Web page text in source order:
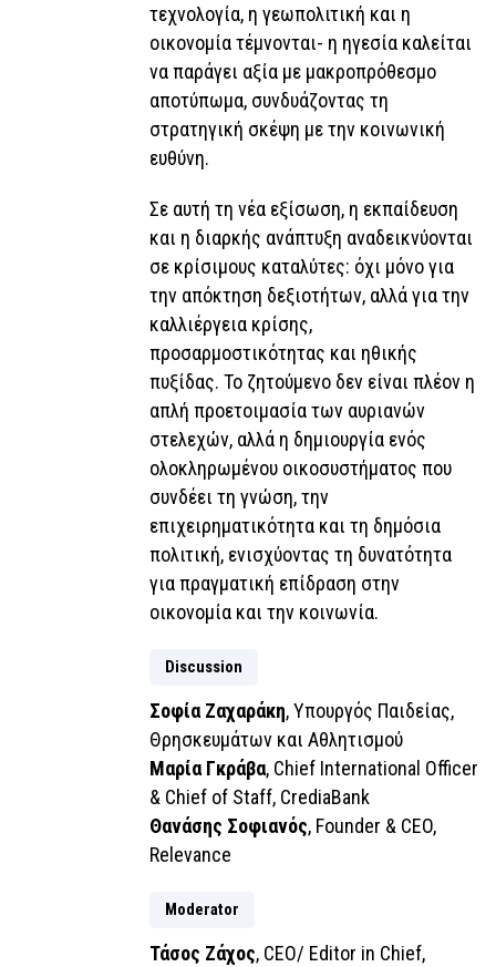
τεχνολογία, η γεωπολιτική και η
οικονομία τέμνονται- η ηγεσία καλείται
να παράγει αξία με μακροπρόθεσμο
αποτύπωμα, συνδυάζοντας τη
στρατηγική σκέψη με την κοινωνική
ευθύνη.
Σε αυτή τη νέα εξίσωση, η εκπαίδευση
και η διαρκής ανάπτυξη αναδεικνύονται
σε κρίσιμους καταλύτες: όχι μόνο για
την απόκτηση δεξιοτήτων, αλλά για την
καλλιέργεια κρίσης,
προσαρμοστικότητας και ηθικής
πυξίδας. Το ζητούμενο δεν είναι πλέον η
απλή προετοιμασία των αυριανών
στελεχών, αλλά η δημιουργία ενός
ολοκληρωμένου οικοσυστήματος που
συνδέει τη γνώση, την
επιχειρηματικότητα και τη δημόσια
πολιτική, ενισχύοντας τη δυνατότητα
για πραγματική επίδραση στην
οικονομία και την κοινωνία.
Discussion
Σοφία Ζαχαράκη, Υπουργός Παιδείας,
Θρησκευμάτων και Αθλητισμού
Μαρία Γκράβα, Chief International Officer
& Chief of Staff, CrediaBank
Θανάσης Σοφιανός, Founder & CEO,
Relevance
Moderator
Τάσος Ζάχος, CEO/ Editor in Chief,